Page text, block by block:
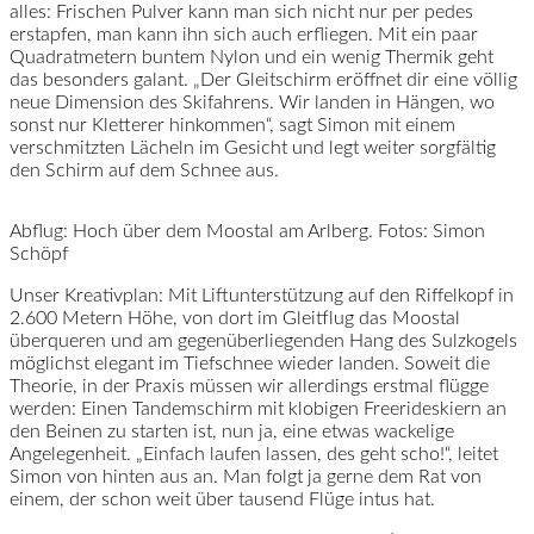
alles: Frischen Pulver kann man sich nicht nur per pedes
erstapfen, man kann ihn sich auch erfliegen. Mit ein paar
Quadratmetern buntem Nylon und ein wenig Thermik geht
das besonders galant. „Der Gleitschirm eröffnet dir eine völlig
neue Dimension des Skifahrens. Wir landen in Hängen, wo
sonst nur Kletterer hinkommen“, sagt Simon mit einem
verschmitzten Lächeln im Gesicht und legt weiter sorgfältig
den Schirm auf dem Schnee aus.
Abflug: Hoch über dem Moostal am Arlberg. Fotos: Simon
Schöpf
Unser Kreativplan: Mit Liftunterstützung auf den Riffelkopf in
2.600 Metern Höhe, von dort im Gleitflug das Moostal
überqueren und am gegenüberliegenden Hang des Sulzkogels
möglichst elegant im Tiefschnee wieder landen. Soweit die
Theorie, in der Praxis müssen wir allerdings erstmal flügge
werden: Einen Tandemschirm mit klobigen Freerideskiern an
den Beinen zu starten ist, nun ja, eine etwas wackelige
Angelegenheit. „Einfach laufen lassen, des geht scho!“, leitet
Simon von hinten aus an. Man folgt ja gerne dem Rat von
einem, der schon weit über tausend Flüge intus hat.